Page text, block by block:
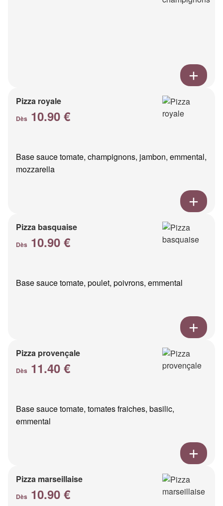
Pizza royale
Dès 10.90 €
Base sauce tomate, champignons, jambon, emmental,
mozzarella
Pizza basquaise
Dès 10.90 €
Base sauce tomate, poulet, poivrons, emmental
Pizza provençale
Dès 11.40 €
Base sauce tomate, tomates fraiches, basilic,
emmental
Pizza marseillaise
Dès 10.90 €